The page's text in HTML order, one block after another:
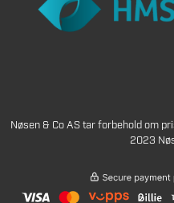
Nøsen & Co AS tar forbehold om
2023